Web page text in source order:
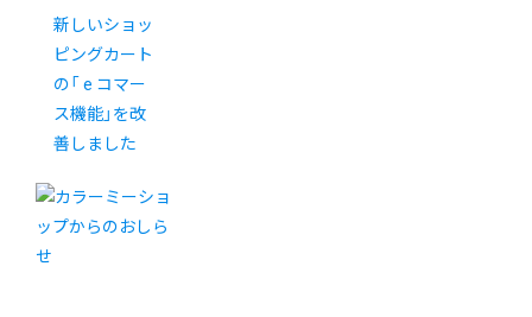
新しいショッ
ピングカート
の「 e コマー
ス機能」を改
善しました